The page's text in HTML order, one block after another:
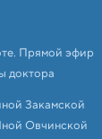
Прямой эфир
доктора
Закамской
Овчинской